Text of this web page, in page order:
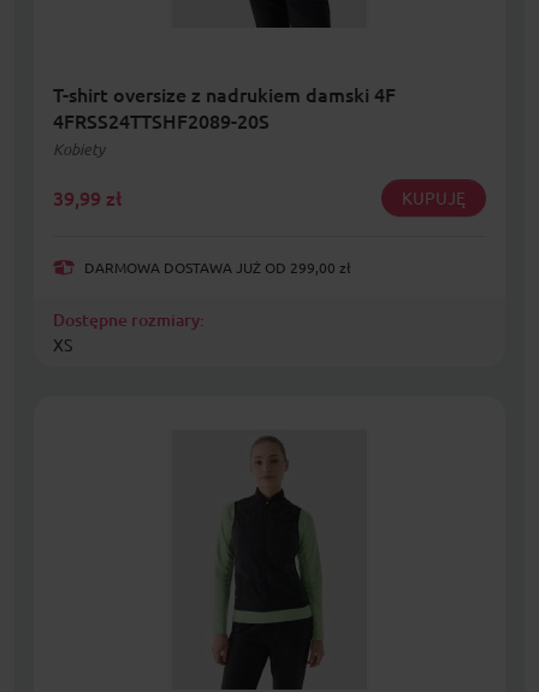
T-shirt oversize z nadrukiem damski 4F
4FRSS24TTSHF2089-20S
Kobiety
39,99 zł KUPUJĘ
DARMOWA DOSTAWA JUŻ OD 299,00 zł
Dostępne rozmiary:
XS